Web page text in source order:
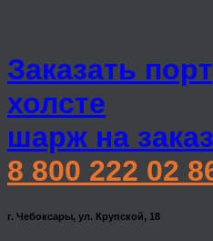
Заказать
холсте
шарж на
8 800 222 02
г. Чебоксары, ул. Крупской, 18